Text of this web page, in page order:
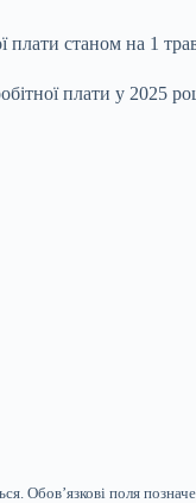
плати станом на 1
плати у 2025
Обов’язкові поля